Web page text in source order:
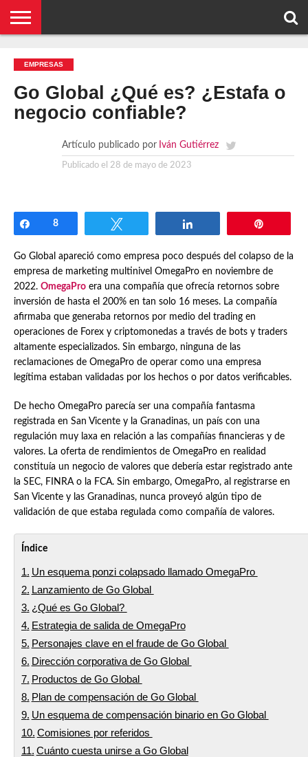
CONCEPTOS
BIOGRAFÍAS
ORGANIZACIONES
EMPRESAS
¿DE
QUÉ
TRATA
ESTO?
CONTACTO
EMPRESAS
Go Global ¿Qué es? ¿Estafa o
negocio confiable?
Artículo publicado por Iván Gutiérrez
Publicado el 28 de mayo de 2023
Compartir
8
Go Global apareció como empresa poco después del colapso de la
empresa de marketing multinivel OmegaPro en noviembre de
2022. OmegaProera una compañía que ofrecía retornos sobre
inversión de hasta el 200% en tan solo 16 meses. La compañía
afirmaba que generaba retornos por medio del trading en
operaciones de Forex y criptomonedas a través de bots y traders
altamente especializados. Sin embargo, ninguna de las
reclamaciones de OmegaPro de operar como una empresa
legítima estaban validadas por los hechos o por datos verificables.
De hecho OmegaPro parecía ser una compañía fantasma
registrada en San Vicente y la Granadinas, un país con una
regulación muy laxa en relación a las compañías financieras y de
valores. La oferta de rendimientos de OmegaPro en realidad
constituía un negocio de valores que debería estar registrado ante
la SEC, FINRA o la FCA. Sin embargo, OmegaPro, al registrarse en
San Vicente y las Granadinas, nunca proveyó algún tipo de
validación de que estaba regulada como compañía de valores.
Índice
Un esquema ponzi colapsado llamado OmegaPro
Lanzamiento de Go Global
¿Qué es Go Global?
Estrategia de salida de OmegaPro
Personajes clave en el fraude de Go Global
Dirección corporativa de Go Global
Productos de Go Global
Plan de compensación de Go Global
Un esquema de compensación binario en Go Global
Comisiones por referidos
Cuánto cuesta unirse a Go Global